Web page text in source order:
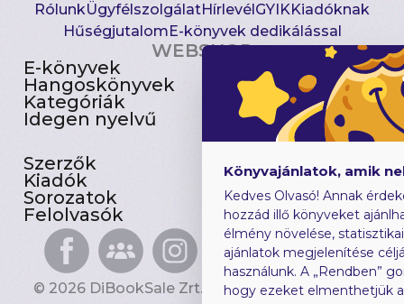
RólunkÜgyfélszolgálatHírlevélGYIKKiadóknak
HűségjutalomE-könyvek dedikálással
WEBSHOP
E-könyvek
Hangoskönyvek
Kategóriák
Idegen nyelvű
Csomagajánlatok
Akciósak
Előjegyezhetők
Újdonságok
Szerzők
Kiadók
Sorozatok
Felolvasók
Gyerekkönyvek
Heti toplista
Ajándékutalvány
Blog
© 2026 DiBookSale Zrt. Minden jog fenntartva.
Könyvajánlatok, amik
Kedves Olvasó! Annak
hozzád illő könyveket
élmény növelése,
ajánlatok megjelenítése
használunk. A „Rendben”
hogy ezeket elmenthetjük